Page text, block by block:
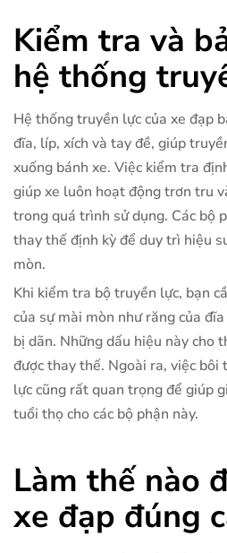
Kiểm tra và
hệ thống
Hệ thống truyền lực của xe đạp
đĩa, líp, xích và tay đề, giúp
xuống bánh xe. Việc kiểm tra
giúp xe luôn hoạt động trơn tru
trong quá trình sử dụng. Các bộ
thay thế định kỳ để duy trì hiệu
mòn.
Khi kiểm tra bộ truyền lực, bạn
của sự mài mòn như răng của
bị dãn. Những dấu hiệu này cho
được thay thế. Ngoài ra, việc bôi
lực cũng rất quan trọng để giúp
tuổi thọ cho các bộ phận này.
Làm thế nào
xe đạp đúng